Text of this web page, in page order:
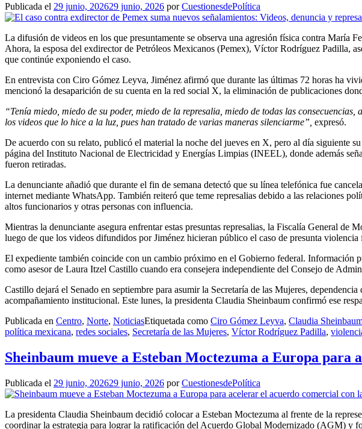
Publicada el 29 junio, 202629 junio, 2026 porCuestionesdePolítica
La difusión de videos en los que presuntamente se observa una agresión física contra María
Ahora, la esposa del exdirector de Petróleos Mexicanos (Pemex), Víctor Rodríguez Padilla,
que continúe exponiendo el caso.
En entrevista con Ciro Gómez Leyva, Jiménez afirmó que durante las últimas 72 horas ha
mencionó la desaparición de su cuenta en la red social X, la eliminación de publicaciones
“Tenía miedo, miedo de su poder, miedo de la represalia, miedo de todas las
los videos que lo hice a la luz, pues han tratado de varias maneras silenciarme”, expresó.
De acuerdo con su relato, publicó el material la noche del jueves en X, pero al día siguiente
página del Instituto Nacional de Electricidad y Energías Limpias (INEEL), donde además
fueron retiradas.
La denunciante añadió que durante el fin de semana detectó que su línea telefónica fue
internet mediante WhatsApp. También reiteró que teme represalias debido a las relaciones
altos funcionarios y otras personas con influencia.
Mientras la denunciante asegura enfrentar estas presuntas represalias, la Fiscalía General
luego de que los videos difundidos por Jiménez hicieran público el caso de presunta
El expediente también coincide con un cambio próximo en el Gobierno federal. Información
como asesor de Laura Itzel Castillo cuando era consejera independiente del Consejo de
Castillo dejará el Senado en septiembre para asumir la Secretaría de las Mujeres,
acompañamiento institucional. Este lunes, la presidenta Claudia Sheinbaum confirmó ese
Publicada en Centro, Norte, NoticiasEtiquetada como Ciro Gómez Leyva, Claudia
política mexicana, redes sociales, Secretaría de las Mujeres, Víctor Rodríguez Padilla,
Sheinbaum mueve a Esteban Moctezuma a Europa
Publicada el 29 junio, 202629 junio, 2026 porCuestionesdePolítica
La presidenta Claudia Sheinbaum decidió colocar a Esteban Moctezuma al frente de la
coordinar la estrategia para lograr la ratificación del Acuerdo Global Modernizado (AGM) y